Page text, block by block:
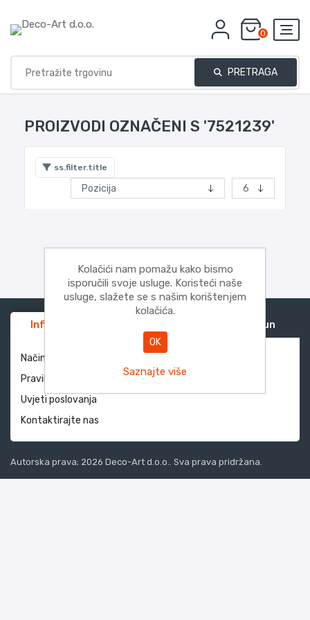
0
PRETRAGA
PROIZVODI OZNAČENI S '7521239'
ss.filter.title
Informacije Moj račun
Način dostave i povrati
Pravila privatnosti
Uvjeti poslovanja
Kontaktirajte nas
Autorska prava; 2026 Deco-Art d.o.o.. Sva prava pridržana.
Kolačići nam pomažu kako bismo
isporučili svoje usluge. Koristeći naše
usluge, slažete se s našim korištenjem
kolačića.
OK
Saznajte više